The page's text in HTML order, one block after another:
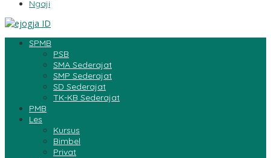
Ngaji
SPMB
PSB
SMA Sederajat
SMP Sederajat
SD Sederajat
TK-KB Sederajat
PMB
Les
Kursus
Bimbel
Privat